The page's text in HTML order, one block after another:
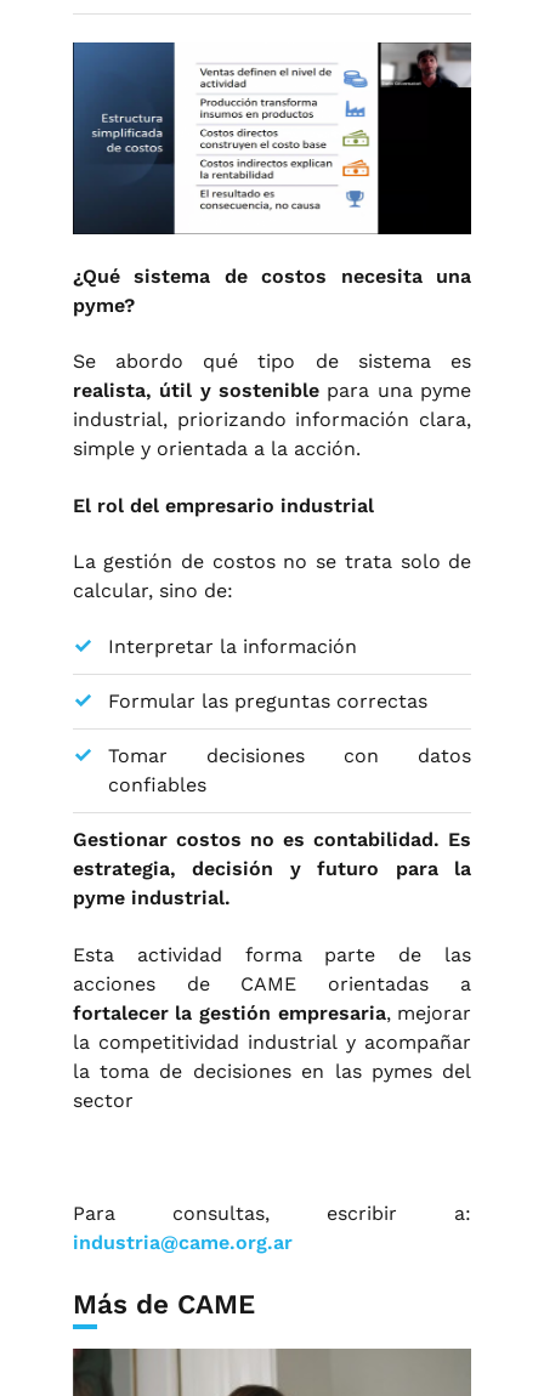
¿Qué sistema de costos necesita una
pyme?
Se abordo qué tipo de sistema es
realista, útil y sostenible para una pyme
industrial, priorizando información clara,
simple y orientada a la acción.
El rol del empresario industrial
La gestión de costos no se trata solo de
calcular, sino de:
Interpretar la información
Formular las preguntas correctas
Tomar decisiones con datos
confiables
Gestionar costos no es contabilidad. Es
estrategia, decisión y futuro para la
pyme industrial.
Esta actividad forma parte de las
acciones de CAME orientadas a
fortalecer la gestión empresaria, mejorar
la competitividad industrial y acompañar
la toma de decisiones en las pymes del
sector
Para consultas, escribir a:
industria@came.org.ar
Más de CAME